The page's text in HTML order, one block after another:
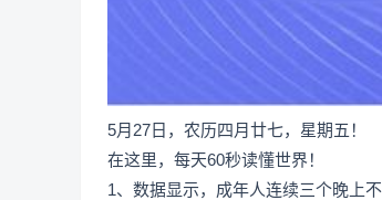
5月27日，农历四月廿七，星期五！
在这里，每天60秒读懂世界！
1、数据显示，成年人连续三个晚上